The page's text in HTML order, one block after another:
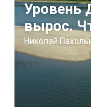
Уровень
вырос.
Николай